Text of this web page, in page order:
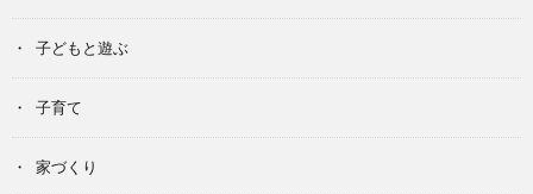
子どもと遊ぶ
子育て
家づくり